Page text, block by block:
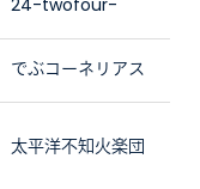
24-twofour-
でぶコーネリアス
太平洋不知火楽団